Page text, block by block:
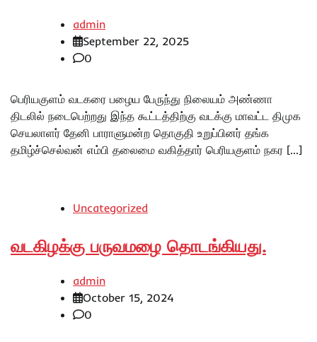
admin
September 22, 2025
0
பெரியகுளம் வடகரை பழைய பேருந்து நிலையம் அண்ணா
திடலில் நடைபெற்றது இந்த கூட்டத்திற்கு வடக்கு மாவட்ட திமுக
செயலாளர் தேனி பாராளுமன்ற தொகுதி உறுப்பினர் தங்க
தமிழ்ச்செல்வன் எம்பி தலைமை வகித்தார் பெரியகுளம் நகர […]
Uncategorized
வடகிழக்கு பருவமழை தொடங்கியது.
admin
October 15, 2024
0